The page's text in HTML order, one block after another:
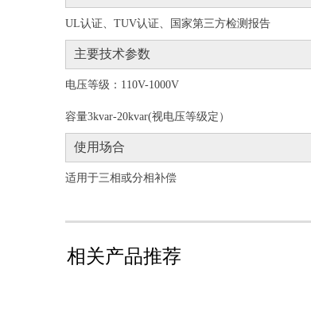
UL认证、TUV认证、国家第三方检测报告
主要技术参数
电压等级：110V-1000V
容量3kvar-20kvar(视电压等级定）
使用场合
适用于三相或分相补偿
相关产品推荐